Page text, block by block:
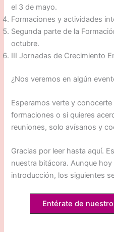
el 3 de mayo.
Formaciones y actividades
Segunda parte de la
octubre.
III Jornadas de Crecimiento
¿Nos veremos en algún
Esperamos verte y
formaciones o si quieres
reuniones, solo avísanos y
Gracias por leer hasta aquí.
nuestra bitácora. Aunque
introducción, los siguientes
Entérate de